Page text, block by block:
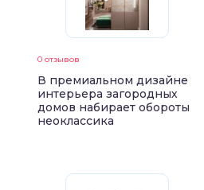
0 отзывов
В премиальном дизайне
интерьера загородных
домов набирает обороты
неоклассика